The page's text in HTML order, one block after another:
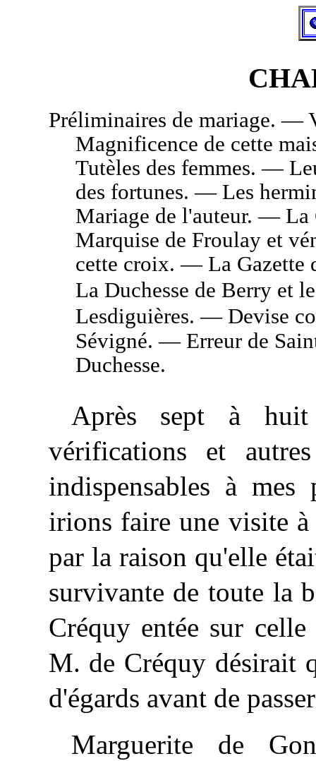
Préliminaires de mariage. —
Magnificence de cette
Tutèles des femmes. —
des fortunes. — Les
Mariage de l'auteur. —
Marquise de Froulay et
cette croix. — La Gazette
La Duchesse de Berry et
Lesdiguières. — Devise
Sévigné. — Erreur de
Duchesse.
Après sept à
vérifications et
indispensables à
irions faire une visite à
par la raison qu'elle
survivante de toute la
Créquy entée sur
M. de Créquy désirait
d'égards avant de
Marguerite de